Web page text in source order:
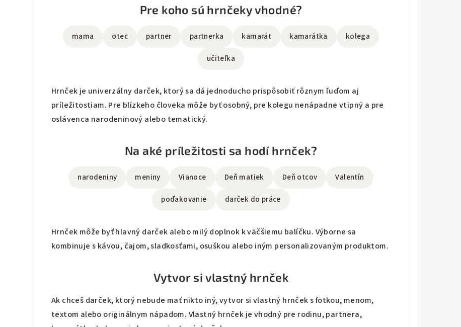
Pre koho sú hrnčeky vhodné?
mama otec partner partnerka kamarát kamarátka kolega
učiteľka
Hrnček je univerzálny darček, ktorý sa dá jednoducho prispôsobiť rôznym ľuďom aj
príležitostiam. Pre blízkeho človeka môže byť osobný, pre kolegu nenápadne vtipný a pre
oslávenca narodeninový alebo tematický.
Na aké príležitosti sa hodí hrnček?
narodeniny meniny Vianoce Deň matiek Deň otcov Valentín
poďakovanie darček do práce
Hrnček môže byť hlavný darček alebo milý doplnok k väčšiemu balíčku. Výborne sa
kombinuje s kávou, čajom, sladkosťami, osuškou alebo iným personalizovaným produktom.
Vytvor si vlastný hrnček
Ak chceš darček, ktorý nebude mať nikto iný, vytvor si vlastný hrnček s fotkou, menom,
textom alebo originálnym nápadom. Vlastný hrnček je vhodný pre rodinu, partnera,